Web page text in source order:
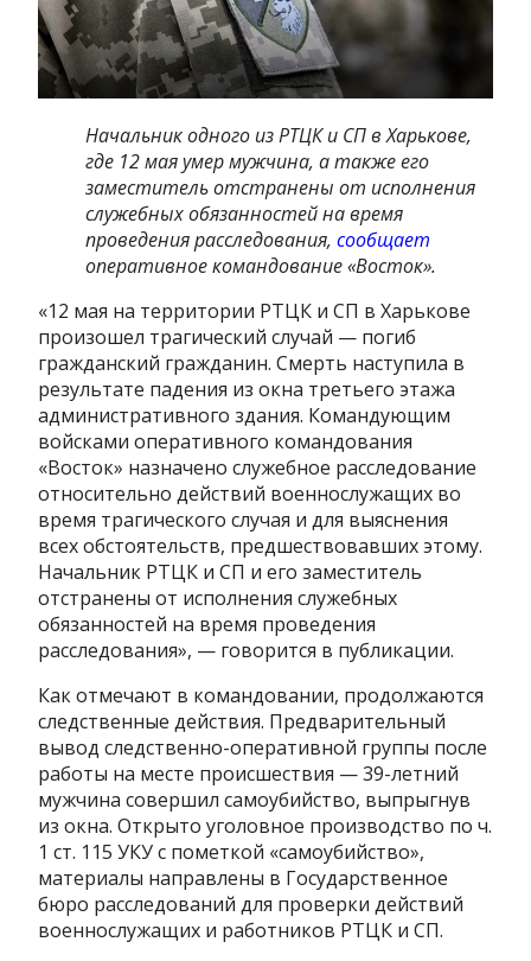
Начальник одного из РТЦК и СП в Харькове,
где 12 мая умер мужчина, а также его
заместитель отстранены от исполнения
служебных обязанностей на время
проведения расследования,сообщает
оперативное командование «Восток».
«12 мая на территории РТЦК и СП в Харькове
произошел трагический случай — погиб
гражданский гражданин. Смерть наступила в
результате падения из окна третьего этажа
административного здания. Командующим
войсками оперативного командования
«Восток» назначено служебное расследование
относительно действий военнослужащих во
время трагического случая и для выяснения
всех обстоятельств, предшествовавших этому.
Начальник РТЦК и СП и его заместитель
отстранены от исполнения служебных
обязанностей на время проведения
расследования», — говорится в публикации.
Как отмечают в командовании, продолжаются
следственные действия. Предварительный
вывод следственно-оперативной группы после
работы на месте происшествия — 39-летний
мужчина совершил самоубийство, выпрыгнув
из окна. Открыто уголовное производство по ч.
1 ст. 115 УКУ с пометкой «самоубийство»,
материалы направлены в Государственное
бюро расследований для проверки действий
военнослужащих и работников РТЦК и СП.